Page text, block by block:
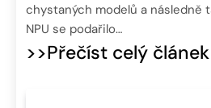
chystaných modelů a
NPU se podařilo…
>>Přečíst celý článek